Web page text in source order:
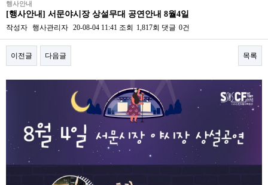
행사안내
[행사안내] 서문야시장 상설무대 공연안내 8월4일
작성자 행사관리자 20-08-04 11:41 조회 1,817회 댓글 0건
이전글 다음글 목록